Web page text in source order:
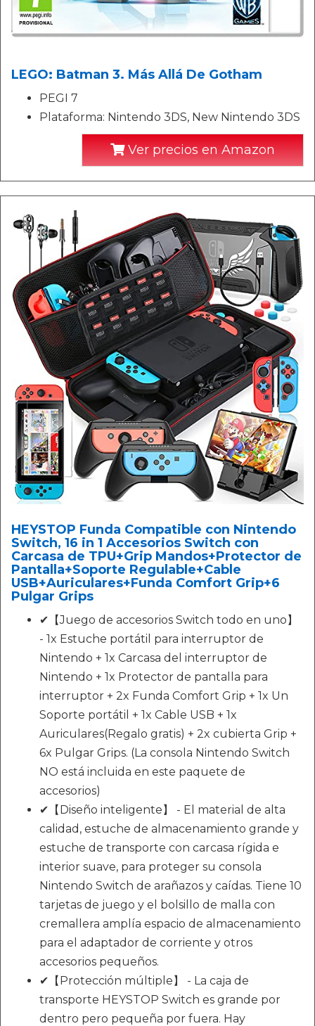
LEGO: Batman 3. Más Allá De Gotham
PEGI 7
Plataforma: Nintendo 3DS, New Nintendo 3DS
Ver precios en Amazon
HEYSTOP Funda Compatible con Nintendo
Switch, 16 in 1 Accesorios Switch con
Carcasa de TPU+Grip Mandos+Protector de
Pantalla+Soporte Regulable+Cable
USB+Auriculares+Funda Comfort Grip+6
Pulgar Grips
✔【Juego de accesorios Switch todo en uno】
- 1x Estuche portátil para interruptor de
Nintendo + 1x Carcasa del interruptor de
Nintendo + 1x Protector de pantalla para
interruptor + 2x Funda Comfort Grip + 1x Un
Soporte portátil + 1x Cable USB + 1x
Auriculares(Regalo gratis) + 2x cubierta Grip +
6x Pulgar Grips. (La consola Nintendo Switch
NO está incluida en este paquete de
accesorios)
✔【Diseño inteligente】 - El material de alta
calidad, estuche de almacenamiento grande y
estuche de transporte con carcasa rígida e
interior suave, para proteger su consola
Nintendo Switch de arañazos y caídas. Tiene 10
tarjetas de juego y el bolsillo de malla con
cremallera amplía espacio de almacenamiento
para el adaptador de corriente y otros
accesorios pequeños.
✔【Protección múltiple】 - La caja de
transporte HEYSTOP Switch es grande por
dentro pero pequeña por fuera. Hay